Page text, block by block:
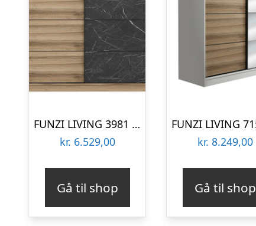
FUNZI LIVING 3981 garderobeskab, 2 skydelåger, 2 bøjlestænger, 2 skuffer – natur/sort melamin
kr. 6.529,00
Gå til shop
kr. 8.249,00
Gå til shop